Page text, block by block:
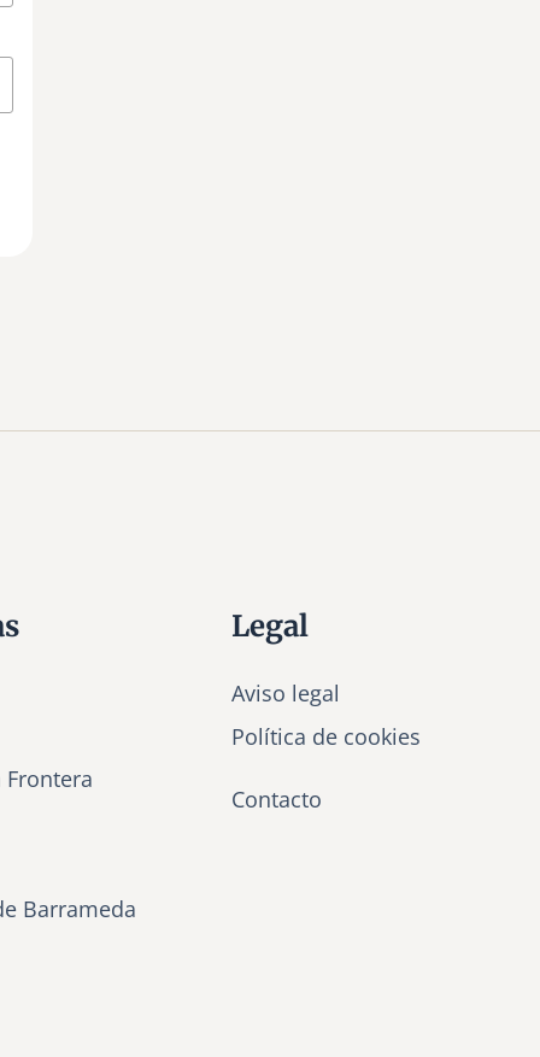
Frontera
Barrameda
Legal
Aviso legal
Política de cookies
Contacto